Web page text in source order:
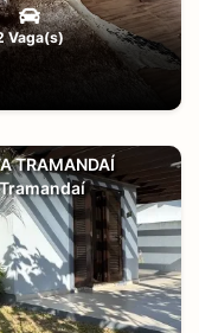
Vaga(s)
TRAMANDAÍ